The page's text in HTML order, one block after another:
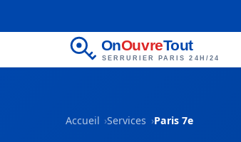
OnOuvreTout
SERRURIER PARIS 24H/24
Accueil Services Paris 7e